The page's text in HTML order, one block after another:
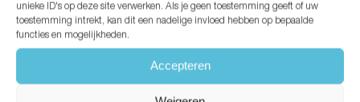
unieke ID's op deze site verwerken. Als je geen toestemming geeft of uw
toestemming intrekt, kan dit een nadelige invloed hebben op bepaalde
functies en mogelijkheden.
Accepteren
Wachtwoord vergeten?